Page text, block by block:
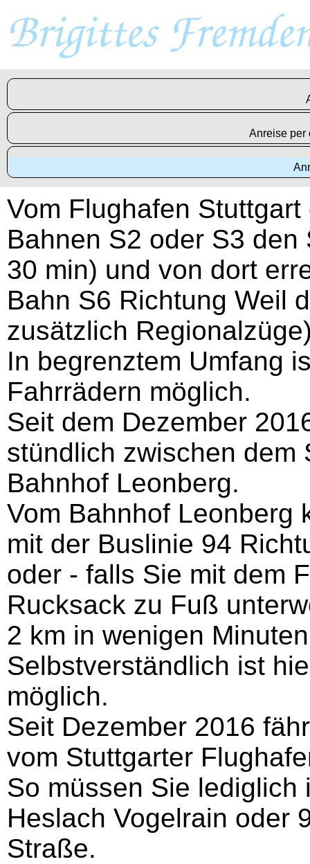
Brigittes
Anreise per
Vom Flughafen
Bahnen S2 oder S3
30 min) und von dort
Bahn S6 Richtung Weil
zusätzlich
In begrenztem Umfang
Fahrrädern möglich.
Seit dem Dezember
stündlich zwischen dem
Bahnhof Leonberg.
Vom Bahnhof Leonberg
mit der Buslinie 94
oder - falls Sie mit dem
Rucksack zu Fuß
2 km in wenigen
Selbstverständlich ist
möglich.
Seit Dezember 2016
vom Stuttgarter
So müssen Sie
Heslach Vogelrain oder
Straße.